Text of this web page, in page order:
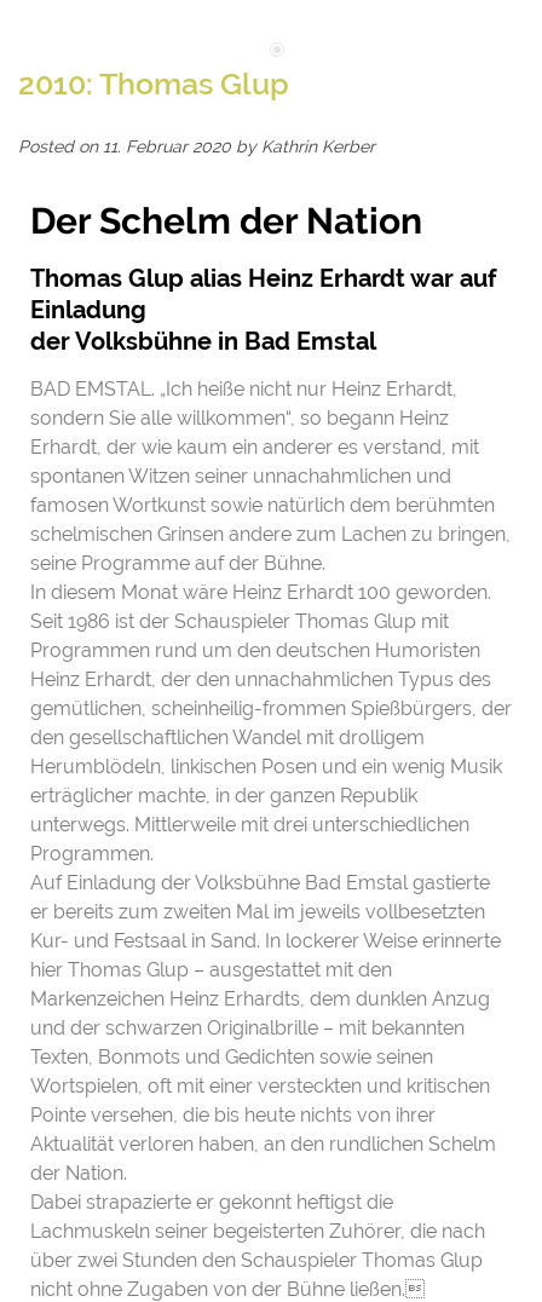
2010: Thomas Glup
Posted on 11. Februar 2020 by Kathrin Kerber
Der Schelm der Nation
Thomas Glup alias Heinz Erhardt war auf
Einladung
der Volksbühne in Bad Emstal
BAD EMSTAL. „Ich heiße nicht nur Heinz Erhardt,
sondern Sie alle willkommen“, so begann Heinz
Erhardt, der wie kaum ein anderer es verstand, mit
spontanen Witzen seiner unnachahmlichen und
famosen Wortkunst sowie natürlich dem berühmten
schelmischen Grinsen andere zum Lachen zu bringen,
seine Programme auf der Bühne.
In diesem Monat wäre Heinz Erhardt 100 geworden.
Seit 1986 ist der Schauspieler Thomas Glup mit
Programmen rund um den deutschen Humoristen
Heinz Erhardt, der den unnachahmlichen Typus des
gemütlichen, scheinheilig-frommen Spießbürgers, der
den gesellschaftlichen Wandel mit drolligem
Herumblödeln, linkischen Posen und ein wenig Musik
erträglicher machte, in der ganzen Republik
unterwegs. Mittlerweile mit drei unterschiedlichen
Programmen.
Auf Einladung der Volksbühne Bad Emstal gastierte
er bereits zum zweiten Mal im jeweils vollbesetzten
Kur- und Festsaal in Sand. In lockerer Weise erinnerte
hier Thomas Glup – ausgestattet mit den
Markenzeichen Heinz Erhardts, dem dunklen Anzug
und der schwarzen Originalbrille – mit bekannten
Texten, Bonmots und Gedichten sowie seinen
Wortspielen, oft mit einer versteckten und kritischen
Pointe versehen, die bis heute nichts von ihrer
Aktualität verloren haben, an den rundlichen Schelm
der Nation.
Dabei strapazierte er gekonnt heftigst die
Lachmuskeln seiner begeisterten Zuhörer, die nach
über zwei Stunden den Schauspieler Thomas Glup
nicht ohne Zugaben von der Bühne ließen.